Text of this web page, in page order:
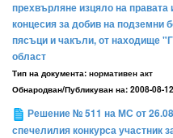
прехвърляне изцяло на
концесия за добив на подземни
пясъци и чакъли, от находище
област
Тип на документа: нормативен акт
Обнародван/Публикуван на: 2008-08-12
Решение № 511 на МС от
спечелилия конкурса участник